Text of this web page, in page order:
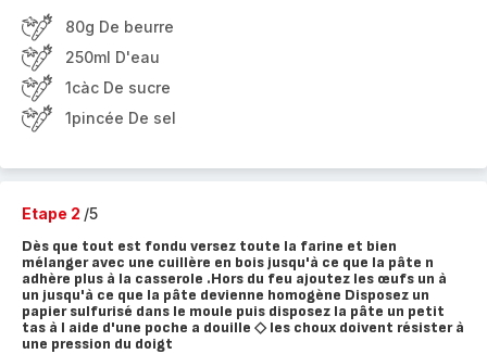
80g De beurre
250ml D'eau
1càc De sucre
1pincée De sel
Etape 2 /5
Dès que tout est fondu versez toute la farine et bien
mélanger avec une cuillère en bois jusqu'à ce que la pâte n
adhère plus à la casserole .Hors du feu ajoutez les œufs un à
un jusqu'à ce que la pâte devienne homogène Disposez un
papier sulfurisé dans le moule puis disposez la pâte un petit
tas à l aide d'une poche a douille ◇ les choux doivent résister à
une pression du doigt